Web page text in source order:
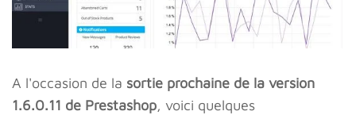
A l'occasion de la sortie prochaine de la version
1.6.0.11 de Prestashop, voici quelques